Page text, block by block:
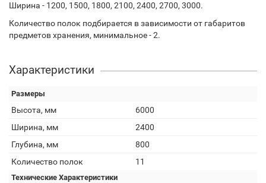
Ширина - 1200, 1500, 1800, 2100, 2400, 2700, 3000.
Количество полок подбирается в зависимости от габаритов
предметов хранения, минимальное - 2.
Характеристики
Размеры
Высота, мм
6000
Ширина, мм
2400
Глубина, мм
800
Количество полок
11
Технические Характеристики